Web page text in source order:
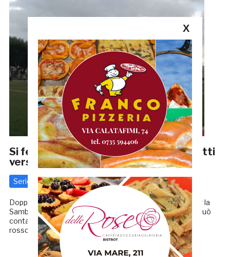
Si ferma anche Patti. Samb, tanti cerotti
verso la Triestina
Serie C 12 Dicembre 2017 diRedazione GRB
Doppia seduta di lavoro intenso, almeno in mattinata, per la
Samb di mister Ezio Capuano. Il tecnico salernitano non può
contare sugli indisponibili Aridità, Patti e Tomi. Il portiere
rossoblù è ancora alle prese con […]
X